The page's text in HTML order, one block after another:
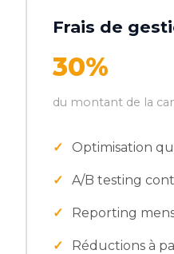
Frais de
30%
du montant de la
Optimisation
A/B testing
Reporting
Réductions à